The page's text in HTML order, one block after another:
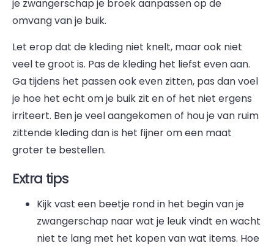
je zwangerschap je broek aanpassen op de
omvang van je buik.
Let erop dat de kleding niet knelt, maar ook niet
veel te groot is. Pas de kleding het liefst even aan.
Ga tijdens het passen ook even zitten, pas dan voel
je hoe het echt om je buik zit en of het niet ergens
irriteert. Ben je veel aangekomen of hou je van ruim
zittende kleding dan is het fijner om een maat
groter te bestellen.
Extra tips
Kijk vast een beetje rond in het begin van je
zwangerschap naar wat je leuk vindt en wacht
niet te lang met het kopen van wat items. Hoe